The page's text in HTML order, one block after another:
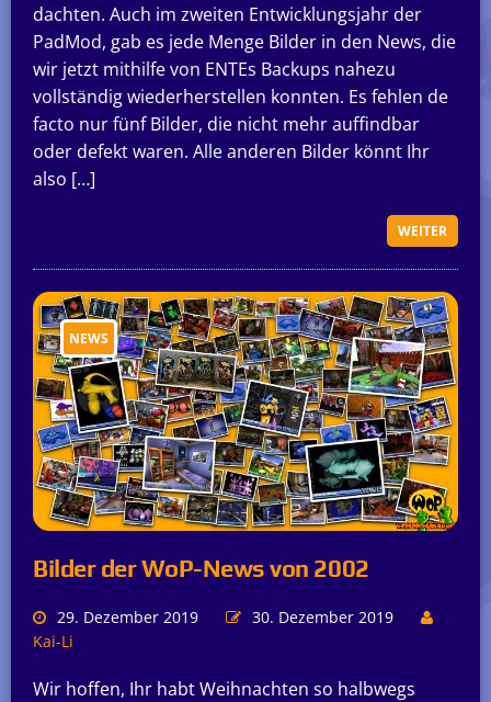
dachten. Auch im zweiten Entwicklungsjahr der
PadMod, gab es jede Menge Bilder in den News, die
wir jetzt mithilfe von ENTEs Backups nahezu
vollständig wiederherstellen konnten. Es fehlen de
facto nur fünf Bilder, die nicht mehr auffindbar
oder defekt waren. Alle anderen Bilder könnt Ihr
also […]
WEITER
NEWS
Bilder der WoP-News von 2002
29. Dezember 2019
30. Dezember 2019
Kai-Li
Wir hoffen, Ihr habt Weihnachten so halbwegs